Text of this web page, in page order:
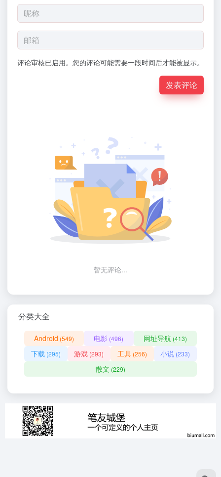
评论审核已启用。您的评论可能需要一段时间后才能被显示。
发表评论
暂无评论...
分类大全
Android (549) 电影 (496) 网址导航 (413)
下载 (295) 游戏 (293) 工具(256) 小说 (233)
散文 (229)